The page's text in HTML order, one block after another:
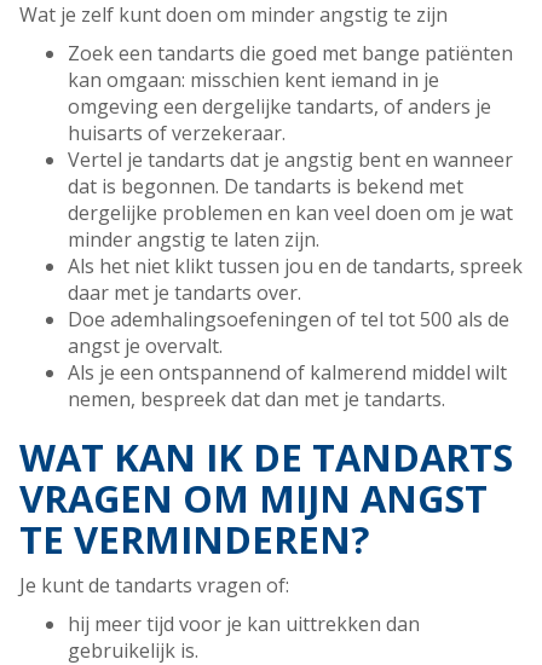
Wat je zelf kunt doen om minder angstig te zijn
Zoek een tandarts die goed met bange patiënten
kan omgaan: misschien kent iemand in je
omgeving een dergelijke tandarts, of anders je
huisarts of verzekeraar.
Vertel je tandarts dat je angstig bent en wanneer
dat is begonnen. De tandarts is bekend met
dergelijke problemen en kan veel doen om je wat
minder angstig te laten zijn.
Als het niet klikt tussen jou en de tandarts, spreek
daar met je tandarts over.
Doe ademhalingsoefeningen of tel tot 500 als de
angst je overvalt.
Als je een ontspannend of kalmerend middel wilt
nemen, bespreek dat dan met je tandarts.
WAT KAN IK DE TANDARTS
VRAGEN OM MIJN ANGST
TE VERMINDEREN?
Je kunt de tandarts vragen of:
hij meer tijd voor je kan uittrekken dan
gebruikelijk is.